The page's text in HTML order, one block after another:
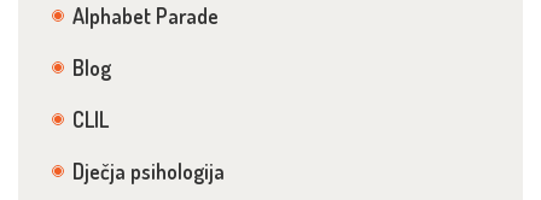
Alphabet Parade
Blog
CLIL
Dječja psihologija